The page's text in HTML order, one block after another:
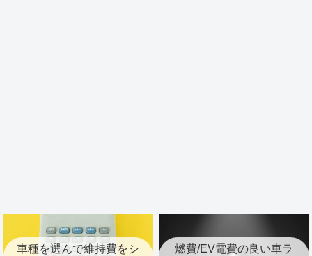
車種を選んで維持費をシ
燃費/EV電費の良い車ラ